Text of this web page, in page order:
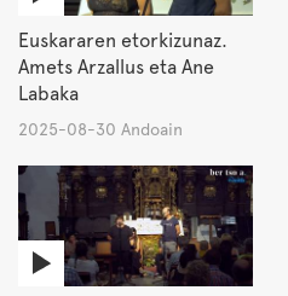
Euskararen etorkizunaz.
Amets Arzallus eta Ane
Labaka
2025-08-30 Andoain